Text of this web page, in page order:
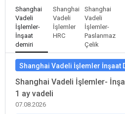
Shanghai
Vadeli
İşlemler-
İnşaat
demiri
Shanghai
Vadeli
İşlemler
HRC
Shanghai
Vadeli
İşlemler-
Paslanmaz
Çelik
Shanghai Vadeli İşlemler İnşaat
Shanghai Vadeli İşlemler-
1 ay vadeli
07.08.2026